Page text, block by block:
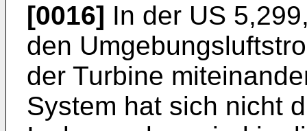
[0016] In der US
den
der Turbine
System hat sich nicht